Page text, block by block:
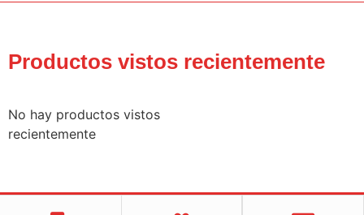
Productos vistos recientemente
No hay productos vistos
recientemente